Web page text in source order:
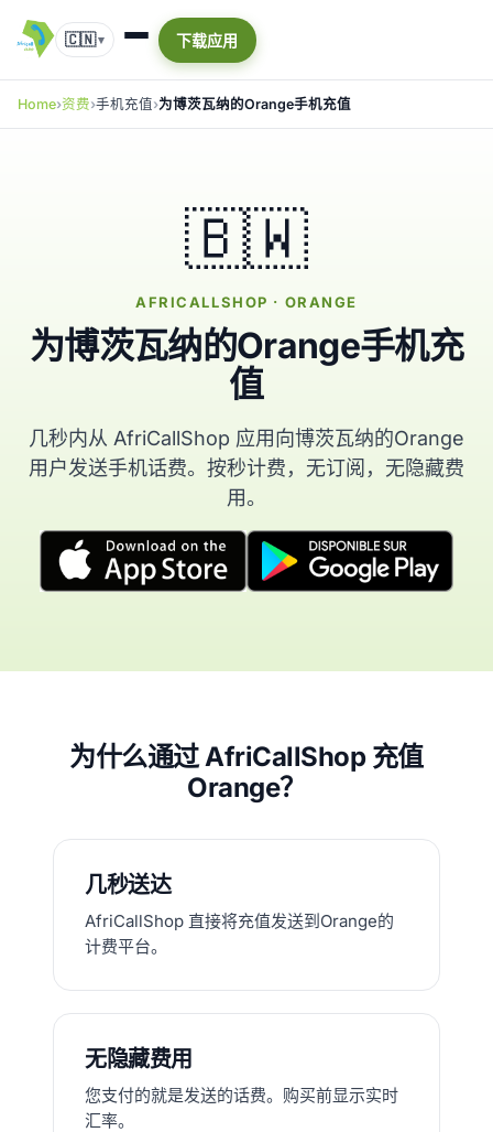
🇨🇳▾ 下载应用
Home 资费 手机充值 为博茨瓦纳的Orange手机充值
🇧🇼
AFRICALLSHOP · ORANGE
为博茨瓦纳的Orange手机充
值
几秒内从 AfriCallShop 应用向博茨瓦纳的Orange
用户发送手机话费。按秒计费，无订阅，无隐藏费
用。
为什么通过 AfriCallShop 充值
Orange？
几秒送达
AfriCallShop 直接将充值发送到Orange的
计费平台。
无隐藏费用
您支付的就是发送的话费。购买前显示实时
汇率。